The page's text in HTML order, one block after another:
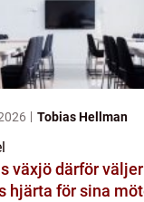
Tobias Hellman
väljer allt fler
hjärta för sina